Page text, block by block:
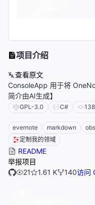
项目介绍
查看原文
ConsoleApp 用于将
简介由AI生成】
GPL-3.0 C# 138
evernote markdown
定制我的领域
README
举报项目
21
1.61 K 140访问